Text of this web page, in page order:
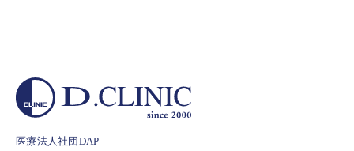
医療法人社団DAP